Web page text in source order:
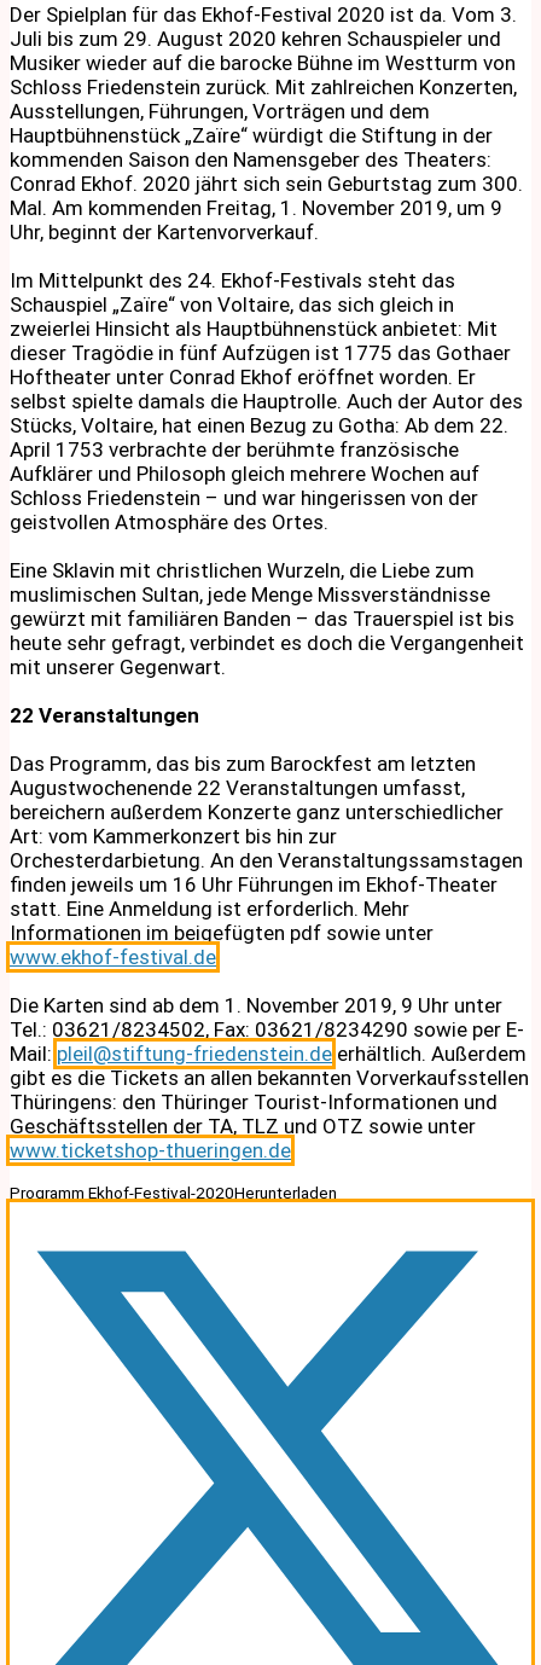
Der Spielplan für das Ekhof-Festival 2020 ist da. Vom 3.
Juli bis zum 29. August 2020 kehren Schauspieler und
Musiker wieder auf die barocke Bühne im Westturm von
Schloss Friedenstein zurück. Mit zahlreichen Konzerten,
Ausstellungen, Führungen, Vorträgen und dem
Hauptbühnenstück „Zaïre“ würdigt die Stiftung in der
kommenden Saison den Namensgeber des Theaters:
Conrad Ekhof. 2020 jährt sich sein Geburtstag zum 300.
Mal. Am kommenden Freitag, 1. November 2019, um 9
Uhr, beginnt der Kartenvorverkauf.
Im Mittelpunkt des 24. Ekhof-Festivals steht das
Schauspiel „Zaïre“ von Voltaire, das sich gleich in
zweierlei Hinsicht als Hauptbühnenstück anbietet: Mit
dieser Tragödie in fünf Aufzügen ist 1775 das Gothaer
Hoftheater unter Conrad Ekhof eröffnet worden. Er
selbst spielte damals die Hauptrolle. Auch der Autor des
Stücks, Voltaire, hat einen Bezug zu Gotha: Ab dem 22.
April 1753 verbrachte der berühmte französische
Aufklärer und Philosoph gleich mehrere Wochen auf
Schloss Friedenstein – und war hingerissen von der
geistvollen Atmosphäre des Ortes.
Eine Sklavin mit christlichen Wurzeln, die Liebe zum
muslimischen Sultan, jede Menge Missverständnisse
gewürzt mit familiären Banden – das Trauerspiel ist bis
heute sehr gefragt, verbindet es doch die Vergangenheit
mit unserer Gegenwart.
22 Veranstaltungen
Das Programm, das bis zum Barockfest am letzten
Augustwochenende 22 Veranstaltungen umfasst,
bereichern außerdem Konzerte ganz unterschiedlicher
Art: vom Kammerkonzert bis hin zur
Orchesterdarbietung. An den Veranstaltungssamstagen
finden jeweils um 16 Uhr Führungen im Ekhof-Theater
statt. Eine Anmeldung ist erforderlich. Mehr
Informationen im beigefügten pdf sowie unter
www.ekhof-festival.de
Die Karten sind ab dem 1. November 2019, 9 Uhr unter
Tel.: 03621/8234502, Fax: 03621/8234290 sowie per E-
Mail: pleil@stiftung-friedenstein.de erhältlich. Außerdem
gibt es die Tickets an allen bekannten Vorverkaufsstellen
Thüringens: den Thüringer Tourist-Informationen und
Geschäftsstellen der TA, TLZ und OTZ sowie unter
www.ticketshop-thueringen.de
Programm Ekhof-Festival-2020Herunterladen